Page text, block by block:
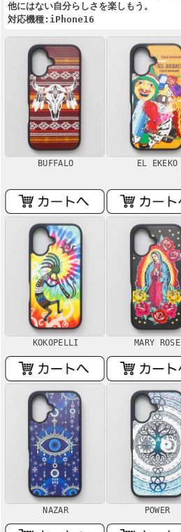
他にはない自分らしさを楽しもう。
対応機種:iPhone16
BUFFALO EL EKEKO
KOKOPELLI MARY ROSE
NAZAR POWER